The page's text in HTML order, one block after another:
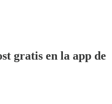
gratis en la app de